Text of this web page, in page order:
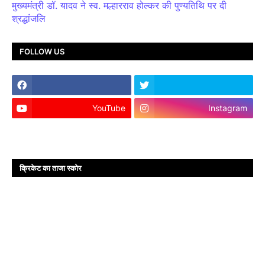
मुख्यमंत्री डॉ. यादव ने स्व. मल्हारराव होल्कर की पुण्यतिथि पर दी
श्रद्धांजलि
FOLLOW US
YouTube Instagram
क्रिकेट का ताजा स्कोर